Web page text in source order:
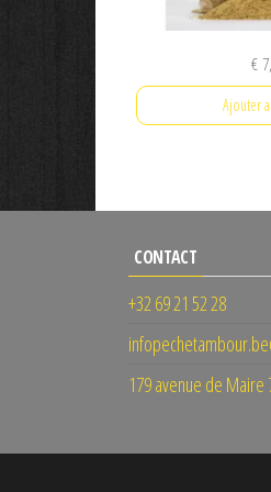
€
Ajouter
CONTACT
+32 69 21 52 28
179 avenue de Maire